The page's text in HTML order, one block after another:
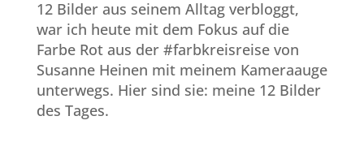
12 Bilder aus seinem Alltag verbloggt,
war ich heute mit dem Fokus auf die
Farbe Rot aus der #farbkreisreise von
Susanne Heinen mit meinem Kameraauge
unterwegs. Hier sind sie: meine 12 Bilder
des Tages.